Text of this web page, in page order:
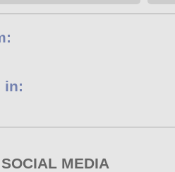
in:
SOCIAL MEDIA